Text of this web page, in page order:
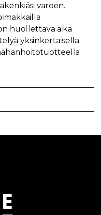
varoen.
huollettava aika
yksinkertaisella